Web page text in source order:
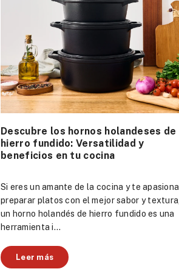
Descubre los hornos holandeses de
hierro fundido: Versatilidad y
beneficios en tu cocina
Si eres un amante de la cocina y te apasiona
preparar platos con el mejor sabor y textura,
un horno holandés de hierro fundido es una
herramienta i...
Leer más